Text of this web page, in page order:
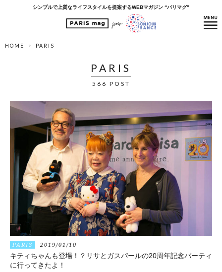
シンプルで上質なライフスタイルを提案するWEBマガジン “パリマグ”
HOME PARIS
PARIS
566 POST
PARIS 2019/01/10
キティちゃんも登場！？リサとガスパールの20周年記念パーティ
に行ってきたよ！